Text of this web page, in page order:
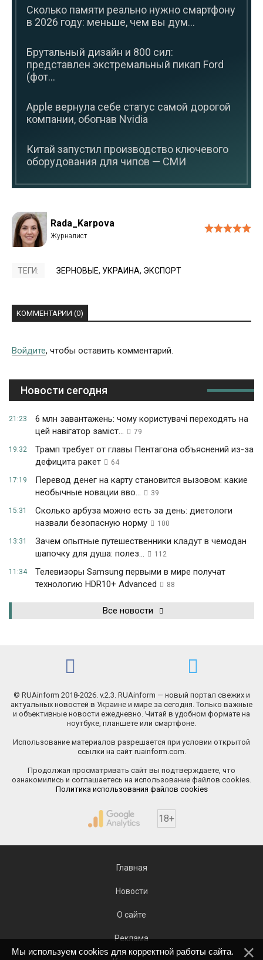
Сколько памяти реально нужно смартфону
в 2026 году: меньше, чем вы дум...
Брутальный дизайн и 800 сил:
представлен экстремальный пикап Ford
(фот...
Apple вернула себе статус самой дорогой
компании, обогнав Nvidia
Китай запустил производство ключевого
оборудования для чипов — СМИ
Rada_Karpova
ТЕГИ: ЗЕРНОВЫЕ, УКРАИНА, ЭКСПОРТ
КОММЕНТАРИИ (0)
Войдите, чтобы оставить комментарий.
Новости сегодня
21:23
6 млн завантажень: чому користувачі переходять на
цей навігатор заміст...
79
19:32
Трамп требует от главы Пентагона объяснений из-за
дефицита ракет
64
17:19
Перевод денег на карту становится вызовом: какие
необычные новации вво...
39
15:31
Сколько арбуза можно есть за день: диетологи
назвали безопасную норму
100
13:31
Зачем опытные путешественники кладут в чемодан
шапочку для душа: полез...
112
11:34
Телевизоры Samsung первыми в мире получат
технологию HDR10+ Advanced
88
Все новости
© RUAinform 2018-2026. v.2.3. RUAinform — новый портал свежих и
актуальных новостей в Украине и мире за сегодня. Только важные
и объективные новости ежедневно. Читай в удобном формате на
ноутбуке, планшете или смартфоне.
Использование материалов разрешается при условии открытой
ссылки на сайт ruainform.com.
Продолжая просматривать сайт вы подтверждаете, что
ознакомились и соглашаетесь на использование файлов cookies.
Политика использования файлов cookies
18+
Главная
Новости
О сайте
Реклама
Мы используем cookies для корректной работы сайта.